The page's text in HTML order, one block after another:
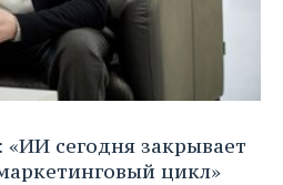
сегодня закрывает
цикл»